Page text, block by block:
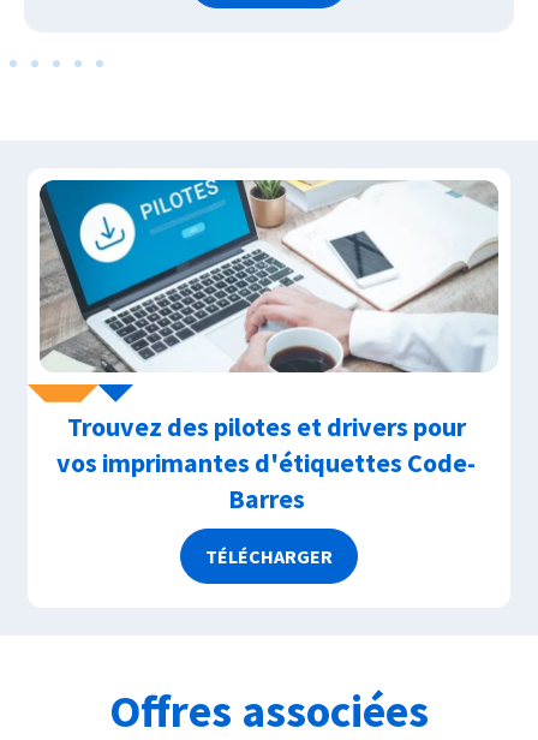
Trouvez des pilotes et drivers pour
vos imprimantes d'étiquettes Code-
Barres
TÉLÉCHARGER
Offres associées